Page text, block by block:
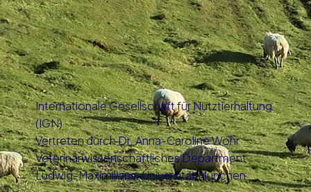
Internationale Gesellschaft für Nutztierhaltung
(IGN)
Vertreten durch Dr. Anna-Caroline Wöhr
Veterinärwissenschaftliches Department
Ludwig-Maximilians-Universität München